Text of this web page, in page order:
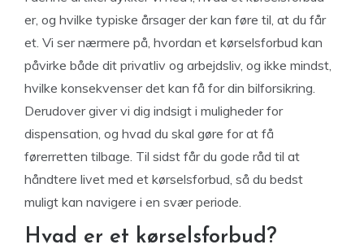
er, og hvilke typiske årsager der kan føre til, at du får
et. Vi ser nærmere på, hvordan et kørselsforbud kan
påvirke både dit privatliv og arbejdsliv, og ikke mindst,
hvilke konsekvenser det kan få for din bilforsikring.
Derudover giver vi dig indsigt i muligheder for
dispensation, og hvad du skal gøre for at få
førerretten tilbage. Til sidst får du gode råd til at
håndtere livet med et kørselsforbud, så du bedst
muligt kan navigere i en svær periode.
Hvad er et kørselsforbud?